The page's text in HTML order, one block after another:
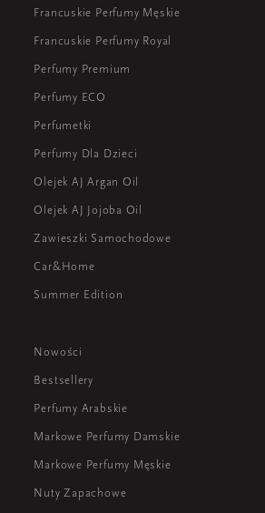
Francuskie Perfumy Męskie
Francuskie Perfumy Royal
Perfumy Premium
Perfumy ECO
Perfumetki
Perfumy Dla Dzieci
Olejek AJ Argan Oil
Olejek AJ Jojoba Oil
Zawieszki Samochodowe
Car&Home
Summer Edition
Nowości
Bestsellery
Perfumy Arabskie
Markowe Perfumy Damskie
Markowe Perfumy Męskie
Nuty Zapachowe